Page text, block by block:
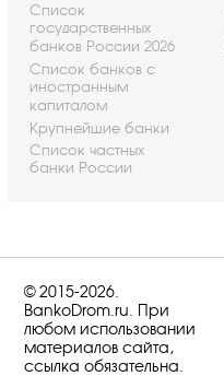
Список
государственных
банков России 2026
Список банков с
иностранным
капиталом
Крупнейшие банки
Список частных
банки России
© 2015-2026.
BankoDrom.ru. При
любом использовании
материалов сайта,
ссылка обязательна.